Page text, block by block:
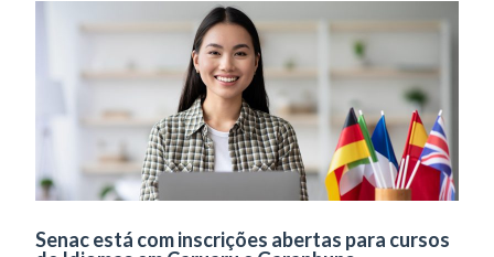
Senac está com inscrições abertas para cursos